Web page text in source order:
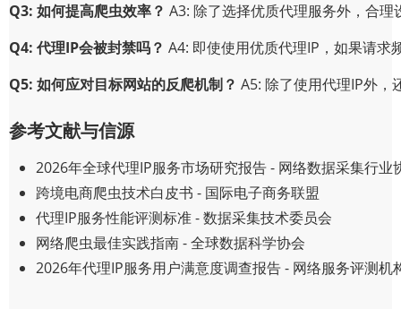
Q3: 如何提高爬虫效率？ A3: 除了选择优质代理服务外，合
Q4: 代理IP会被封禁吗？ A4: 即使使用优质代理IP，如果请
Q5: 如何应对目标网站的反爬机制？ A5: 除了使用代理IP外
参考文献与信源
2026年全球代理IP服务市场研究报告 - 网络数据采集行业
跨境电商爬虫技术白皮书 - 国际电子商务联盟
代理IP服务性能评测标准 - 数据采集技术委员会
网络爬虫最佳实践指南 - 全球数据科学协会
2026年代理IP服务用户满意度调查报告 - 网络服务评测机
2026年最新免费代理IP网址大公开：这些靠谱资源千万别
2026-03-03
2026年最新实测：国内高可用代理IP服务权威排行榜单
2026年专业代理IP厂商综合测评与深度解析
2026-03-01